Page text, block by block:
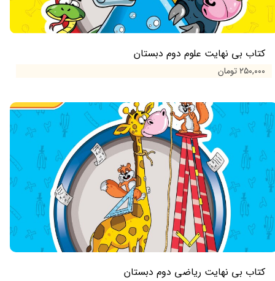
کتاب بی نهایت علوم دوم دبستان
۲۵۰,۰۰۰ تومان
کتاب بی نهایت ریاضی دوم دبستان